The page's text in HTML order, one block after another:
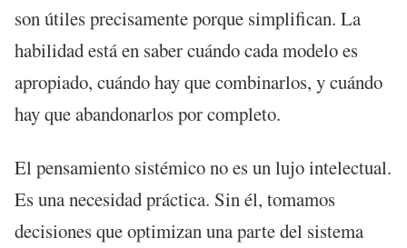
son útiles precisamente porque simplifican. La
habilidad está en saber cuándo cada modelo es
apropiado, cuándo hay que combinarlos, y cuándo
hay que abandonarlos por completo.
El pensamiento sistémico no es un lujo intelectual.
Es una necesidad práctica. Sin él, tomamos
decisiones que optimizan una parte del sistema